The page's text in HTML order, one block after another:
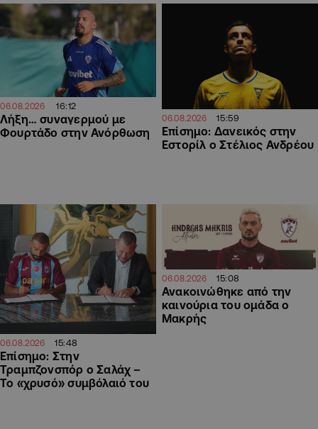
06.08.2026 16:12
Λήξη… συναγερμού με
Φουρτάδο στην Ανόρθωση
06.08.2026 15:59
Επίσημο: Δανεικός στην
Εστορίλ ο Στέλιος Ανδρέου
06.08.2026 15:48
Επίσημο: Στην
Τραμπζονσπόρ ο Σαλάχ –
Το «χρυσό» συμβόλαιό του
06.08.2026 15:08
Ανακοινώθηκε από την
καινούρια του ομάδα ο
Μακρής